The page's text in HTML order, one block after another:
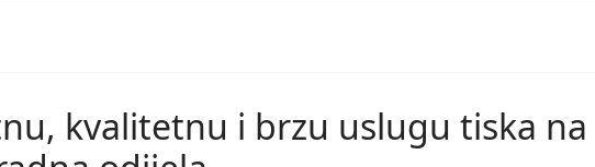
kvalitetnu i brzu uslugu tiska na